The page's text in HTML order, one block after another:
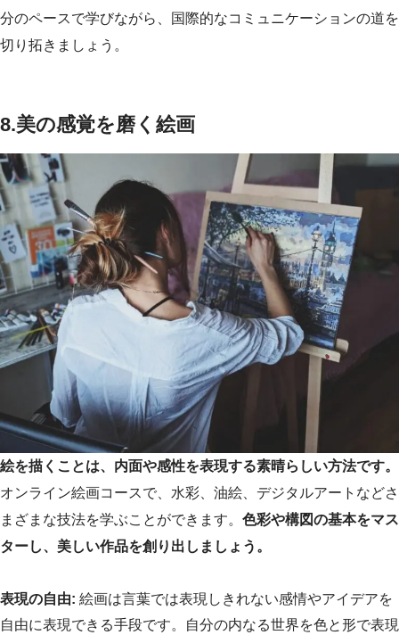
分のペースで学びながら、国際的なコミュニケーションの道を
切り拓きましょう。
8.美の感覚を磨く絵画
絵を描くことは、内面や感性を表現する素晴らしい方法です。
オンライン絵画コースで、水彩、油絵、デジタルアートなどさ
まざまな技法を学ぶことができます。 色彩や構図の基本をマス
ターし、美しい作品を創り出しましょう。
表現の自由: 絵画は言葉では表現しきれない感情やアイデアを
自由に表現できる手段です。自分の内なる世界を色と形で表現